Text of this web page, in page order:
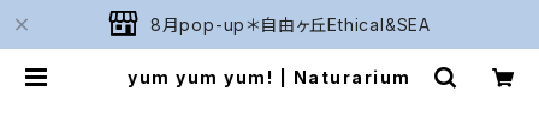
8月pop-up＊自由ヶ丘Ethical&SEA
yum yum yum! | Naturarium